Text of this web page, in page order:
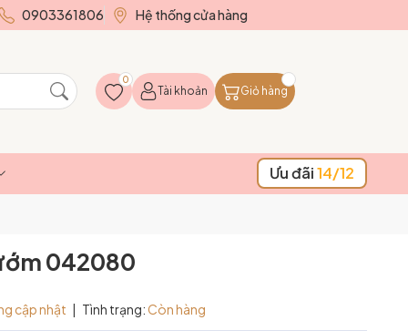
0903361806 Hệ thống cửa hàng
0
Tài khoản Giỏ hàng
Ưu đãi14/12
042080
cập nhật | Tình trạng:Còn hàng